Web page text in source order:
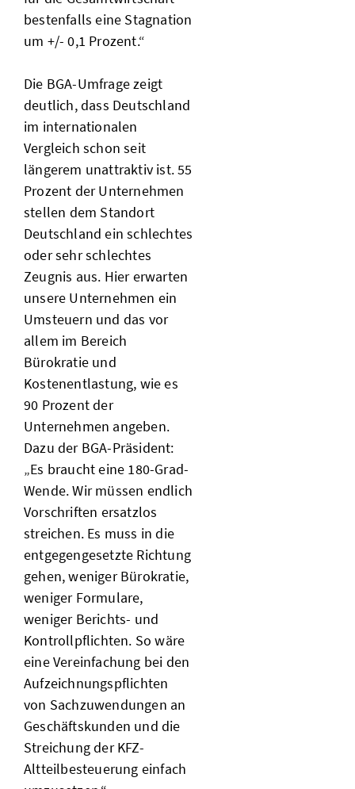
bestenfalls eine Stagnation
um +/- 0,1 Prozent.“
Die BGA-Umfrage zeigt
deutlich, dass Deutschland
im internationalen
Vergleich schon seit
längerem unattraktiv ist. 55
Prozent der Unternehmen
stellen dem Standort
Deutschland ein schlechtes
oder sehr schlechtes
Zeugnis aus. Hier erwarten
unsere Unternehmen ein
Umsteuern und das vor
allem im Bereich
Bürokratie und
Kostenentlastung, wie es
90 Prozent der
Unternehmen angeben.
Dazu der BGA-Präsident:
„Es braucht eine 180-Grad-
Wende. Wir müssen endlich
Vorschriften ersatzlos
streichen. Es muss in die
entgegengesetzte Richtung
gehen, weniger Bürokratie,
weniger Formulare,
weniger Berichts- und
Kontrollpflichten. So wäre
eine Vereinfachung bei den
Aufzeichnungspflichten
von Sachzuwendungen an
Geschäftskunden und die
Streichung der KFZ-
Altteilbesteuerung einfach